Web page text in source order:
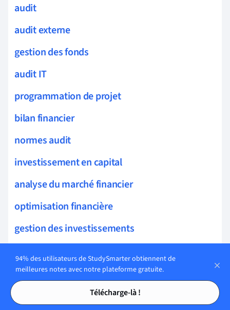
Tables des matières
Tables des matières
audit
audit externe
gestion des fonds
audit IT
programmation de projet
bilan financier
normes audit
investissement en capital
analyse du marché financier
optimisation financière
gestion des investissements
analyse coût-avantage
finance internationale
94% des utilisateurs de StudySmarter obtiennent de
meilleures notes avec notre plateforme gratuite.
Télécharge-là !